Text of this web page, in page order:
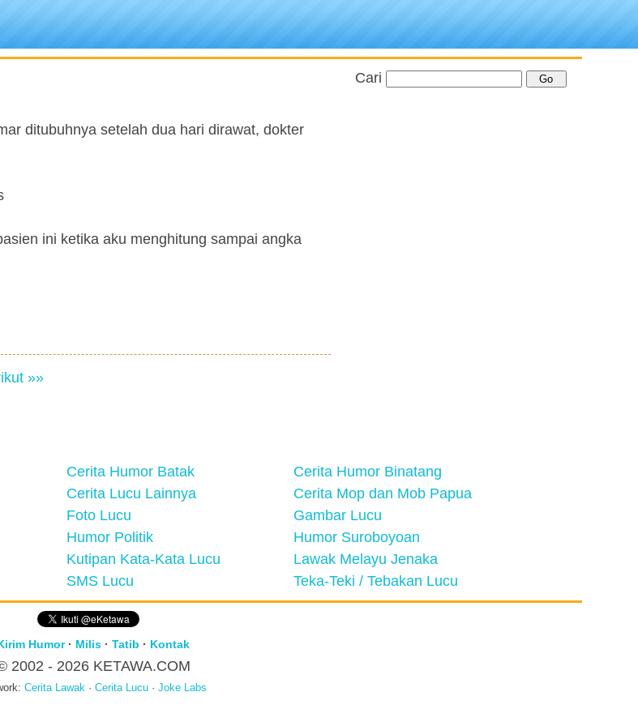
ditubuhnya setelah dua hari dirawat, dokter
ini ketika aku menghitung sampai angka
»»
Cari
Cerita Humor Batak
Cerita Humor Binatang
Cerita Lucu Lainnya
Cerita Mop dan Mob Papua
Foto Lucu
Gambar Lucu
Humor Politik
Humor Suroboyoan
Kutipan Kata-Kata Lucu
Lawak Melayu Jenaka
SMS Lucu Teka-Teki / Tebakan Lucu
Humor· Milis · Tatib · Kontak
2002 - 2026 KETAWA.COM
Cerita Lawak · Cerita Lucu · Joke Labs